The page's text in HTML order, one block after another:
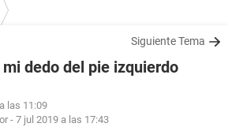
Siguiente Tema
dedo del pie izquierdo
las 11:09
- 7 jul 2019 a las 17:43